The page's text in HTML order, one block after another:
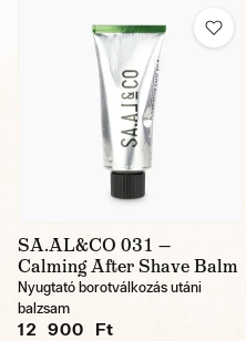
SA.AL&CO 031 —
Calming After Shave Balm
Nyugtató borotválkozás utáni
balzsam
12 900 Ft